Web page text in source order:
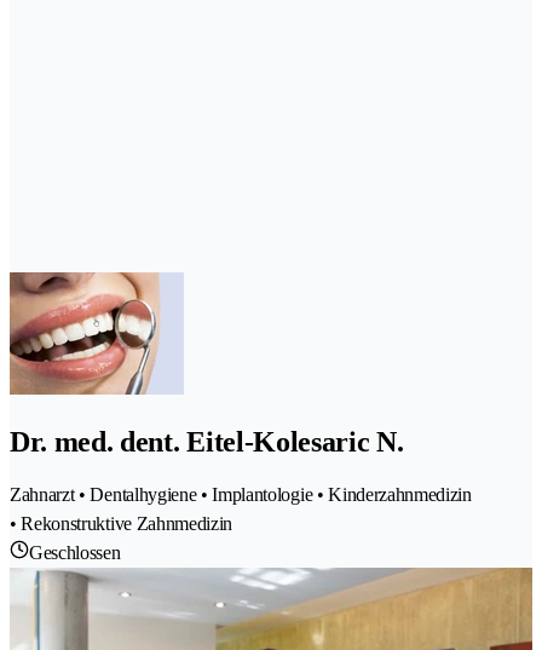
Dr. med. dent. Eitel-Kolesaric N.
Zahnarzt • Dentalhygiene • Implantologie • Kinderzahnmedizin
• Rekonstruktive Zahnmedizin
Geschlossen